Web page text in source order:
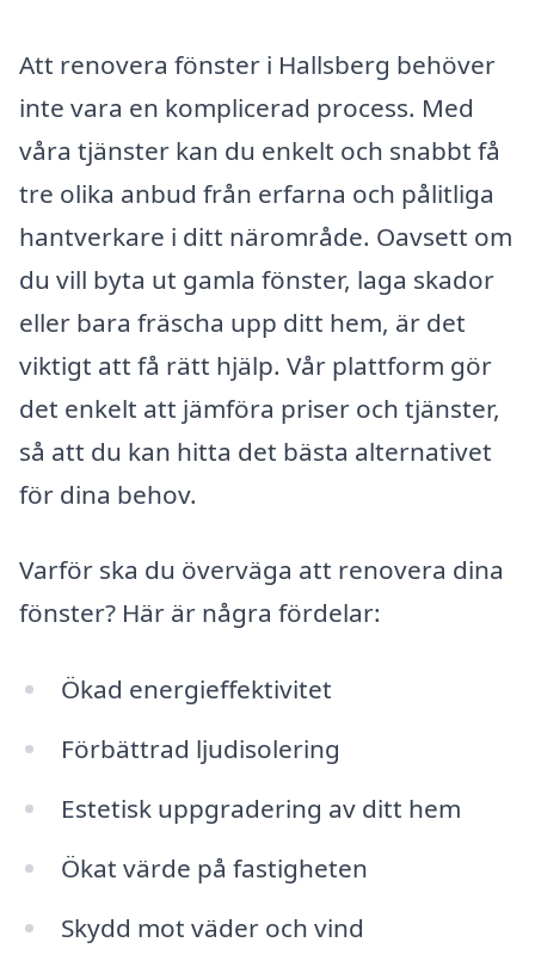
Att renovera fönster i Hallsberg behöver
inte vara en komplicerad process. Med
våra tjänster kan du enkelt och snabbt få
tre olika anbud från erfarna och pålitliga
hantverkare i ditt närområde. Oavsett om
du vill byta ut gamla fönster, laga skador
eller bara fräscha upp ditt hem, är det
viktigt att få rätt hjälp. Vår plattform gör
det enkelt att jämföra priser och tjänster,
så att du kan hitta det bästa alternativet
för dina behov.
Varför ska du överväga att renovera dina
fönster? Här är några fördelar:
Ökad energieffektivitet
Förbättrad ljudisolering
Estetisk uppgradering av ditt hem
Ökat värde på fastigheten
Skydd mot väder och vind